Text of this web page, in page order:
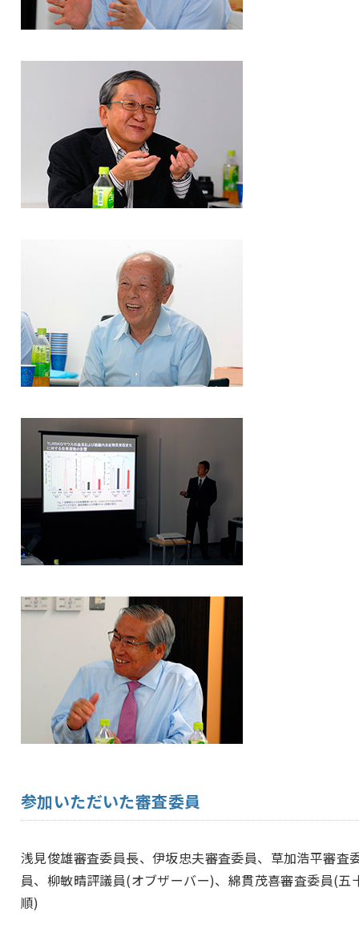
参加いただいた審査委員
浅見俊雄審査委員長、伊坂忠夫審査委員、草加浩平審査
員、柳敏晴評議員(オブザーバー)、綿貫茂喜審査委員(五
順)